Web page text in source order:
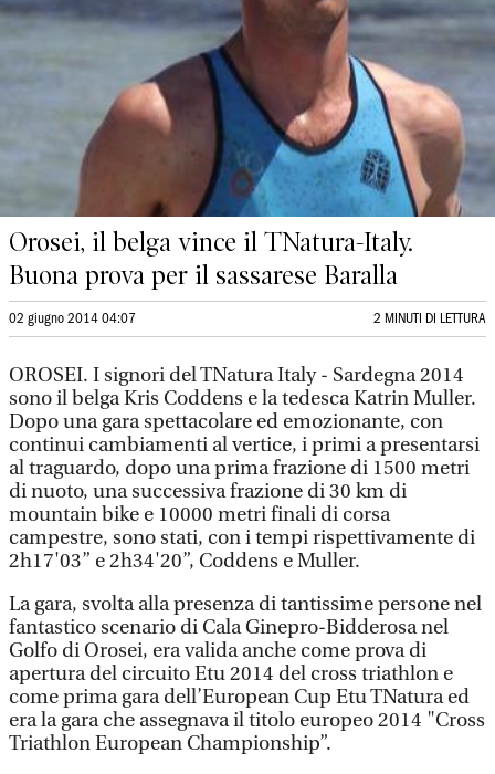
Orosei, il belga vince il TNatura-Italy.
Buona prova per il sassarese Baralla
02 giugno 2014 04:07 2 MINUTI DI LETTURA
OROSEI. I signori del TNatura Italy - Sardegna 2014
sono il belga Kris Coddens e la tedesca Katrin Muller.
Dopo una gara spettacolare ed emozionante, con
continui cambiamenti al vertice, i primi a presentarsi
al traguardo, dopo una prima frazione di 1500 metri
di nuoto, una successiva frazione di 30 km di
mountain bike e 10000 metri finali di corsa
campestre, sono stati, con i tempi rispettivamente di
2h17'03” e 2h34'20”, Coddens e Muller.
La gara, svolta alla presenza di tantissime persone nel
fantastico scenario di Cala Ginepro-Bidderosa nel
Golfo di Orosei, era valida anche come prova di
apertura del circuito Etu 2014 del cross triathlon e
come prima gara dell’European Cup Etu TNatura ed
era la gara che assegnava il titolo europeo 2014 "Cross
Triathlon European Championship”.